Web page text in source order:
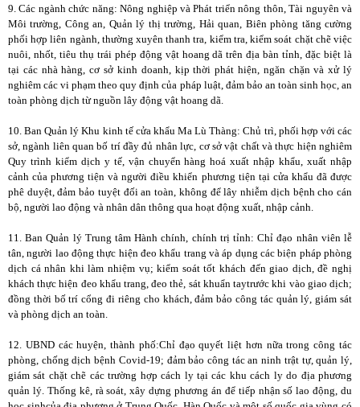
9. Các ngành chức năng: Nông nghiệp và Phát triển nông thôn, Tài nguyên và
Môi trường, Công an, Quản lý thị trường, Hải quan, Biên phòng tăng cường
phối hợp liên ngành, thường xuyên thanh tra, kiểm tra, kiểm soát chặt chẽ việc
nuôi, nhốt, tiêu thụ trái phép động vật hoang dã trên địa bàn tỉnh, đặc biệt là
tại các nhà hàng, cơ sở kinh doanh, kịp thời phát hiện, ngăn chặn và xử lý
nghiêm các vi phạm theo quy định của pháp luật, đảm bảo an toàn sinh học, an
toàn phòng dịch từ nguồn lây động vật hoang dã.
10. Ban Quản lý Khu kinh tế cửa khẩu Ma Lù Thàng: Chủ trì, phối hợp với các
sở, ngành liên quan bố trí đầy đủ nhân lực, cơ sở vật chất và thực hiện nghiêm
Quy trình kiểm dịch y tế, vận chuyển hàng hoá xuất nhập khẩu, xuất nhập
cảnh của phương tiện và người điều khiển phương tiện tại cửa khẩu đã được
phê duyệt, đảm bảo tuyệt đối an toàn, không để lây nhiễm dịch bệnh cho cán
bộ, người lao động và nhân dân thông qua hoạt động xuất, nhập cảnh.
11. Ban Quản lý Trung tâm Hành chính, chính trị tỉnh: Chỉ đạo nhân viên lễ
tân, người lao động thực hiện đeo khẩu trang và áp dụng các biện pháp phòng
dịch cá nhân khi làm nhiệm vụ; kiểm soát tốt khách đến giao dịch, đề nghị
khách thực hiện đeo khẩu trang, đeo thẻ, sát khuẩn taytrước khi vào giao dịch;
đồng thời bố trí cổng đi riêng cho khách, đảm bảo công tác quản lý, giám sát
và phòng dịch an toàn.
12. UBND các huyện, thành phố:Chỉ đạo quyết liệt hơn nữa trong công tác
phòng, chống dịch bệnh Covid-19; đảm bảo công tác an ninh trật tự, quản lý,
giám sát chặt chẽ các trường hợp cách ly tại các khu cách ly do địa phương
quản lý. Thống kê, rà soát, xây dựng phương án để tiếp nhận số lao động, du